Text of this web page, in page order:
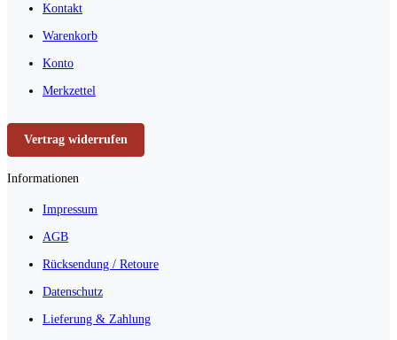
Kontakt
Warenkorb
Konto
Merkzettel
Vertrag widerrufen
Informationen
Impressum
AGB
Rücksendung / Retoure
Datenschutz
Lieferung & Zahlung